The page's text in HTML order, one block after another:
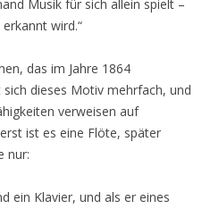
Musik für sich allein spielt –
wird.“
das im Jahre 1864
dieses Motiv mehrfach, und
verweisen auf
ist es eine Flöte, später
nur:
ein Klavier, und als er eines